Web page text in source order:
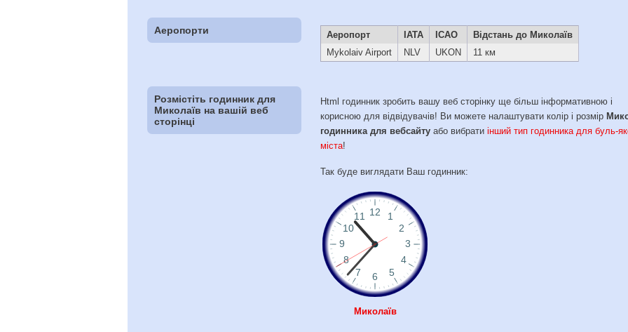
Аеропорти Аеропорт IATA ICAO
Відстань до Миколаїв
Mykolaiv Airport
NLV UKON 11 км
Розмістіть годинник для
Миколаїв на вашій веб
сторінці
Html годинник зробить вашу веб сторінку ще більш інформативною і
корисною для відвідувачів! Ви можете налаштувати колір і розмір
годинника для вебсайту або вибратиінший тип годинника для буль-
міста!
Так буде виглядати Ваш годинник:
Миколаїв